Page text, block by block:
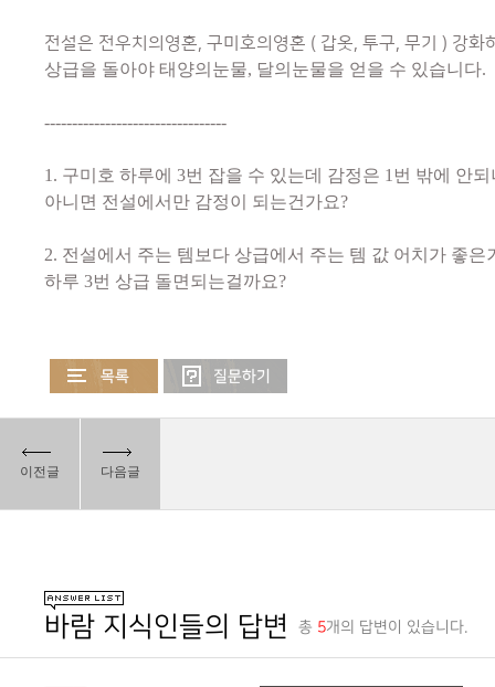
전설은 전우치의영혼, 구미호의영혼 ( 갑옷, 투구, 무기 ) 강화
상급을 돌아야 태양의눈물, 달의눈물을 얻을 수 있습니다.
---------------------------------
1. 구미호 하루에 3번 잡을 수 있는데 감정은 1번 밖에 안되
아니면 전설에서만 감정이 되는건가요?
2. 전설에서 주는 템보다 상급에서 주는 템 값 어치가 좋은
하루 3번 상급 돌면되는걸까요?
이전글 다음글
바람 지식인들의 답변 총 5개의 답변이 있습니다.